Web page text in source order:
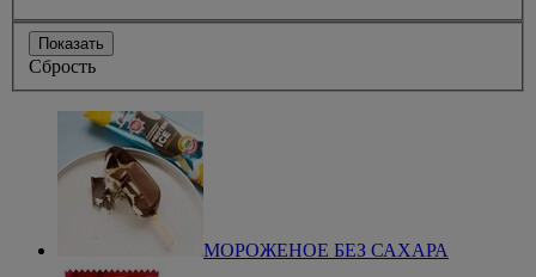
Показать
Сбрость
МОРОЖЕНОЕ БЕЗ САХАРА